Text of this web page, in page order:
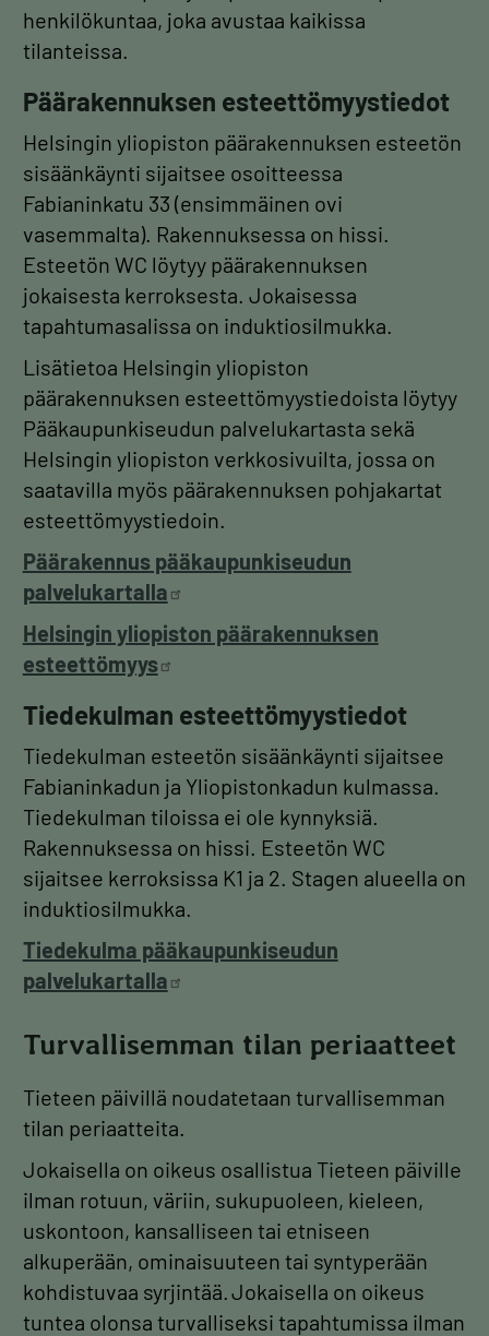
henkilökuntaa, joka avustaa kaikissa
tilanteissa.
Päärakennuksen esteettömyystiedot
Helsingin yliopiston päärakennuksen esteetön
sisäänkäynti sijaitsee osoitteessa
Fabianinkatu 33 (ensimmäinen ovi
vasemmalta). Rakennuksessa on hissi.
Esteetön WC löytyy päärakennuksen
jokaisesta kerroksesta. Jokaisessa
tapahtumasalissa on induktiosilmukka.
Lisätietoa Helsingin yliopiston
päärakennuksen esteettömyystiedoista löytyy
Pääkaupunkiseudun palvelukartasta sekä
Helsingin yliopiston verkkosivuilta, jossa on
saatavilla myös päärakennuksen pohjakartat
esteettömyystiedoin.
Päärakennus pääkaupunkiseudun
palvelukartalla
Helsingin yliopiston päärakennuksen
esteettömyys
Tiedekulman esteettömyystiedot
Tiedekulman esteetön sisäänkäynti sijaitsee
Fabianinkadun ja Yliopistonkadun kulmassa.
Tiedekulman tiloissa ei ole kynnyksiä.
Rakennuksessa on hissi. Esteetön WC
sijaitsee kerroksissa K1 ja 2. Stagen alueella on
induktiosilmukka.
Tiedekulma pääkaupunkiseudun
palvelukartalla
Turvallisemman tilan periaatteet
Tieteen päivillä noudatetaan turvallisemman
tilan periaatteita.
Jokaisella on oikeus osallistua Tieteen päiville
ilman rotuun, väriin, sukupuoleen, kieleen,
uskontoon, kansalliseen tai etniseen
alkuperään, ominaisuuteen tai syntyperään
kohdistuvaa syrjintää. Jokaisella on oikeus
tuntea olonsa turvalliseksi tapahtumissa ilman